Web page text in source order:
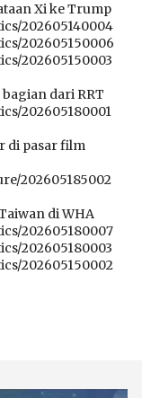
Xi ke Trump
202605140004
202605150006
202605150003
dari RRT
202605180001
di pasar film
202605185002
di WHA
202605180007
202605180003
202605150002